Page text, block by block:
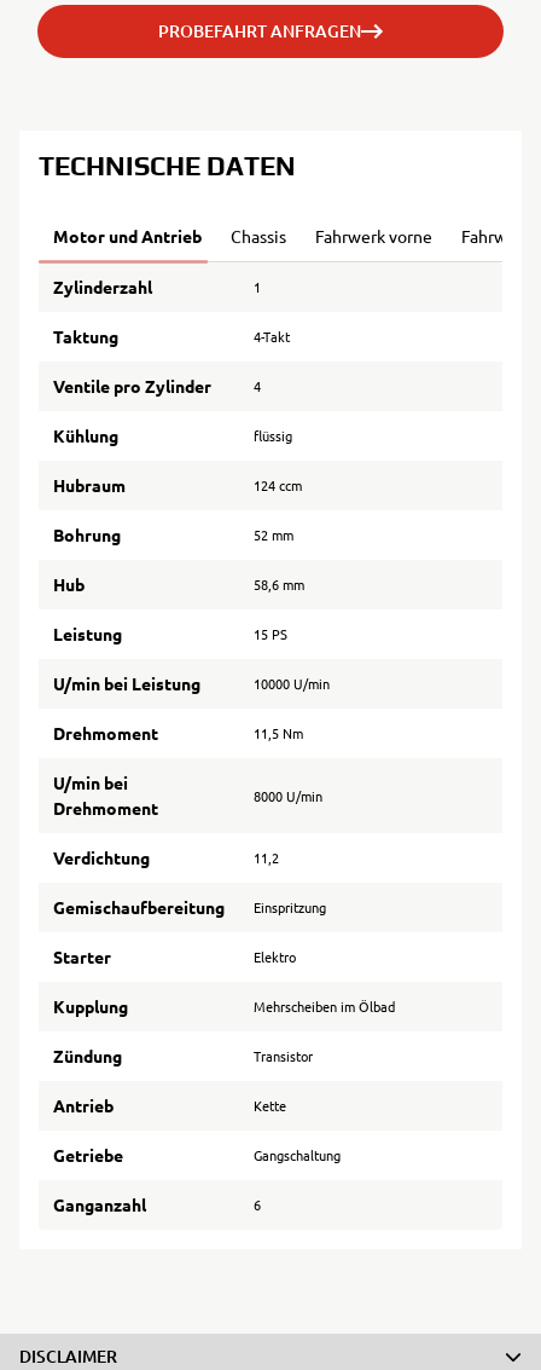
PROBEFAHRT ANFRAGEN
TECHNISCHE DATEN
Motor und Antrieb Chassis Fahrwerk vorne Fahrwerk
Zylinderzahl 1
Taktung 4-Takt
Ventile pro Zylinder 4
Kühlung flüssig
Hubraum 124 ccm
Bohrung 52 mm
Hub 58,6 mm
Leistung 15 PS
U/min bei Leistung 10000 U/min
Drehmoment 11,5 Nm
U/min bei
Drehmoment
8000 U/min
Verdichtung 11,2
Gemischaufbereitung Einspritzung
Starter Elektro
Kupplung Mehrscheiben im Ölbad
Zündung Transistor
Antrieb Kette
Getriebe Gangschaltung
Ganganzahl 6
DISCLAIMER